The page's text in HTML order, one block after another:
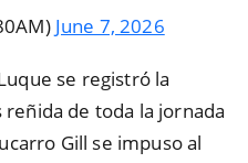
June 7, 2026
se registró la
de toda la jornada
Gill se impuso al